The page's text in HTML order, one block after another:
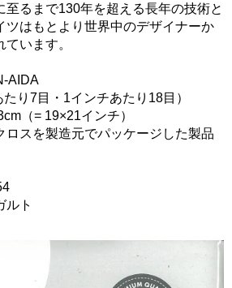
至るまで130年を超える長年の技術と
ツはもとより世界中のデザイナーか
います。
AIDA
り7目・1インチあたり18目）
（= 19×21インチ）
スを製造元でパッケージした製品
ルト